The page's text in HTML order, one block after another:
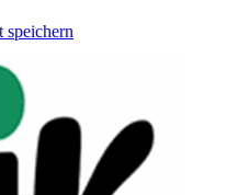
speichern